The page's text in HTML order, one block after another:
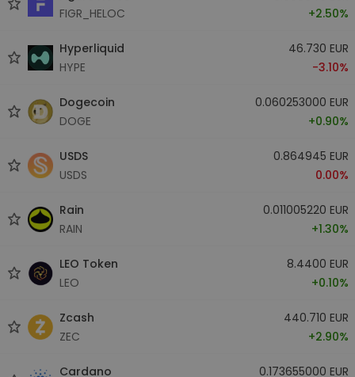
FIGR_HELOC
+2.50%
Hyperliquid
HYPE
46.730 EUR
-3.10%
Dogecoin
DOGE
0.060253000 EUR
+0.90%
USDS
USDS
0.864945 EUR
0.00%
Rain
RAIN
0.011005220 EUR
+1.30%
LEO Token
LEO
8.4400 EUR
+0.10%
Zcash
ZEC
440.710 EUR
+2.90%
Cardano
0.173655000 EUR